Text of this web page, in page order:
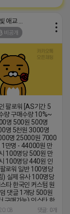
비공개
팔로워 [AS기간 5
량 구매수량 10%~
명 500원 500명
명 5천원 3000명
명 25000원 7000
만명 - 44000원 만
100명당 500원 만
100명당 440원 인
로워 일반 100명당
) 실제 유사 100명당
타 한국인 커스텀 원
댓글 1개당 500원
구매가능) 인스타 한
정 최적화도움) 파워
댓글: 0개